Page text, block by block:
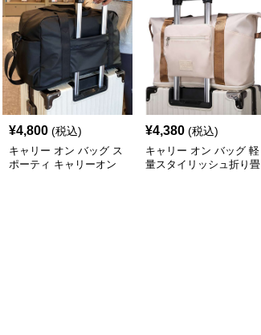
¥4,800 (税込)
キャリー オン バッグ ス
ポーティ キャリーオン
¥4,380 (税込)
キャリー オン バッグ 軽
量スタイリッシュ折り畳